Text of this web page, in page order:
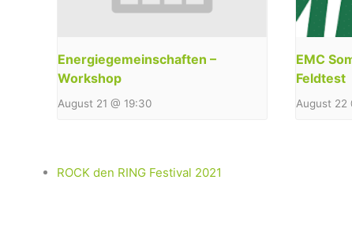
Energiegemeinschaften –
Workshop
August 21 @ 19:30
EMC
Feldtest
August 22
ROCK den RING Festival 2021